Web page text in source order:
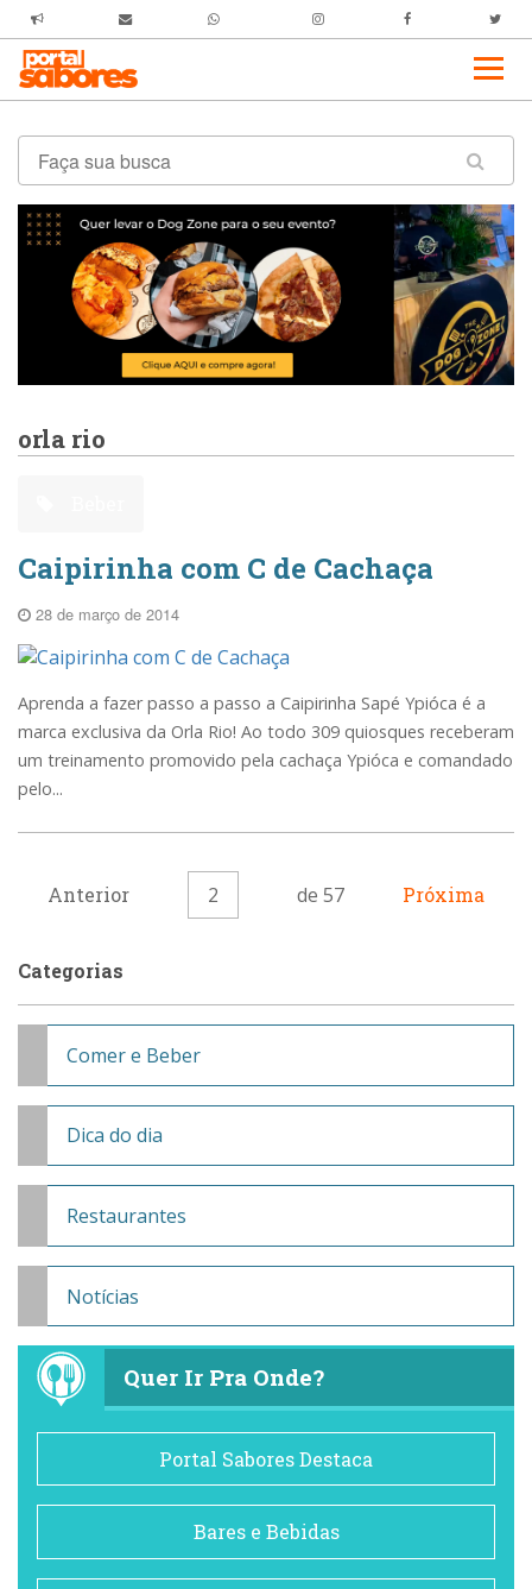
orla rio
Caipirinha com C de Cachaça
28 de março de 2014
Aprenda a fazer passo a passo a Caipirinha Sapé Ypióca é a
marca exclusiva da Orla Rio! Ao todo 309 quiosques receberam
um treinamento promovido pela cachaça Ypióca e comandado
pelo...
Anterior 2 de 57 Próxima
Categorias
Comer e Beber
Dica do dia
Restaurantes
Notícias
Quer Ir Pra Onde?
Portal Sabores Destaca
Bares e Bebidas